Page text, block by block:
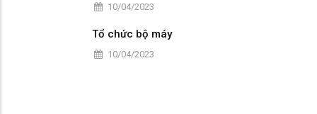
10/04/2023
Tổ chức bộ máy
10/04/2023